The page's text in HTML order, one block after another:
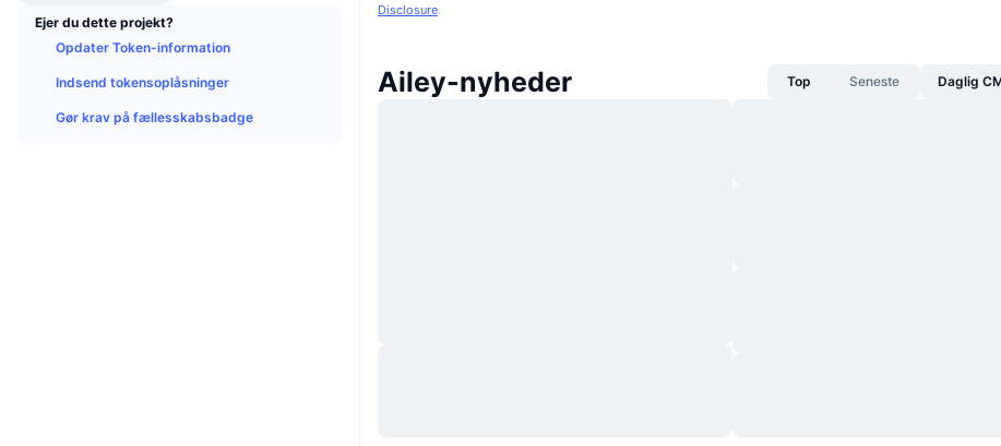
Ejer du dette projekt?
Opdater Token-information
Indsend tokensoplåsninger
Gør krav på fællesskabsbadge
Disclosure.
Ailey-nyheder Top Seneste Daglig